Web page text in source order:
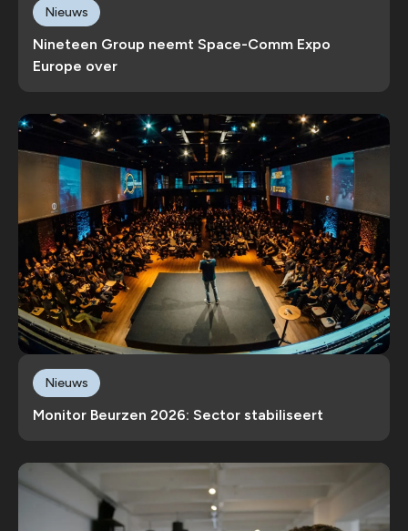
Nineteen Group neemt Space-Comm Expo
Europe over
Nieuws
Monitor Beurzen 2026: Sector stabiliseert
Nieuws